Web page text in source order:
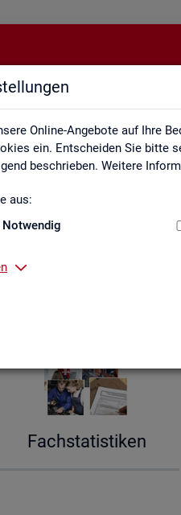
Online-Angebote auf Ihre
ein. Entscheiden Sie bitte
beschrieben. Weitere
aus:
Fach­sta­tis­ti­ken